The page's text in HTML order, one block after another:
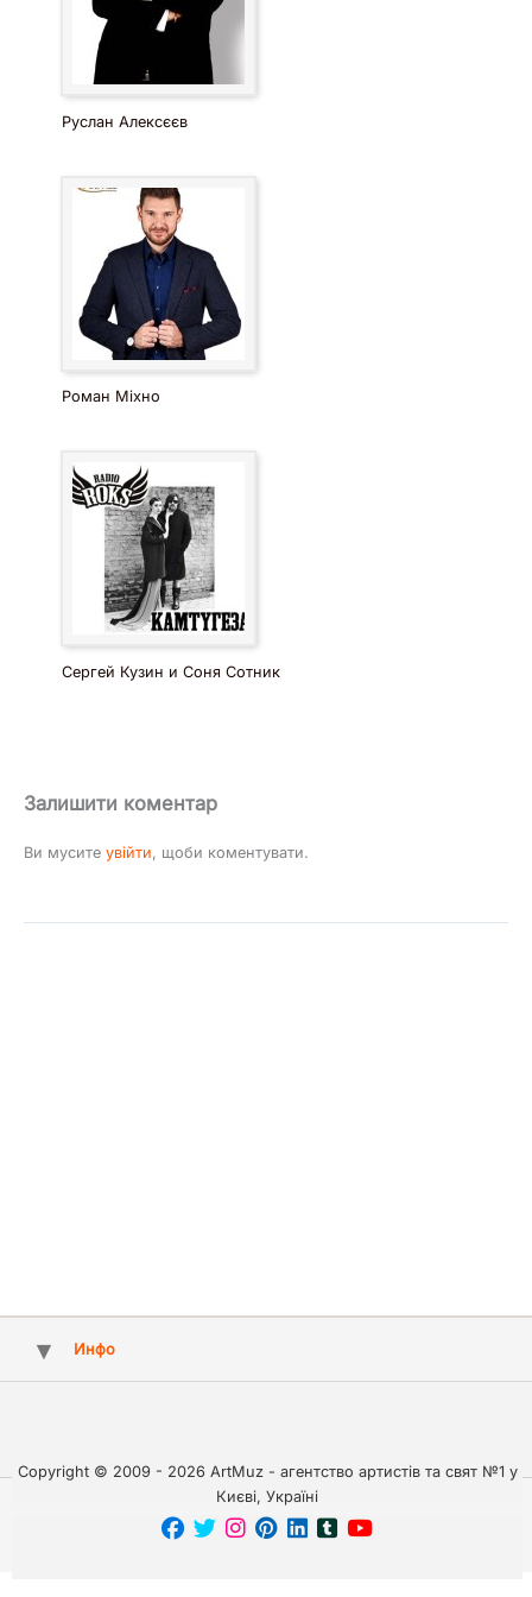
Руслан Алексєєв
Роман Міхно
Сергей Кузин и Соня Сотник
Залишити коментар
Ви мусите увійти, щоби коментувати.
Инфо
Copyright © 2009 - 2026 ArtMuz - агентство артистів та свят №1 у
Києві, Україні